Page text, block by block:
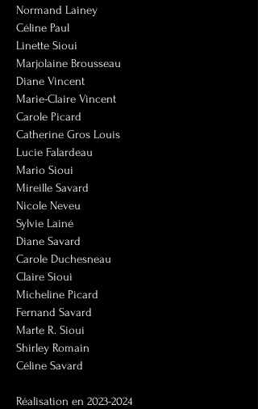
Normand Lainey
Céline Paul
Linette Sioui
Marjolaine Brousseau
Diane Vincent
Marie-Claire Vincent
Carole Picard
Catherine Gros Louis
Lucie Falardeau
Mario Sioui
Mireille Savard
Nicole Neveu
Sylvie Lainé
Diane Savard
Carole Duchesneau
Claire Sioui
Micheline Picard
Fernand Savard
Marte R. Sioui
Shirley Romain
Céline Savard
Réalisation en 2023-2024